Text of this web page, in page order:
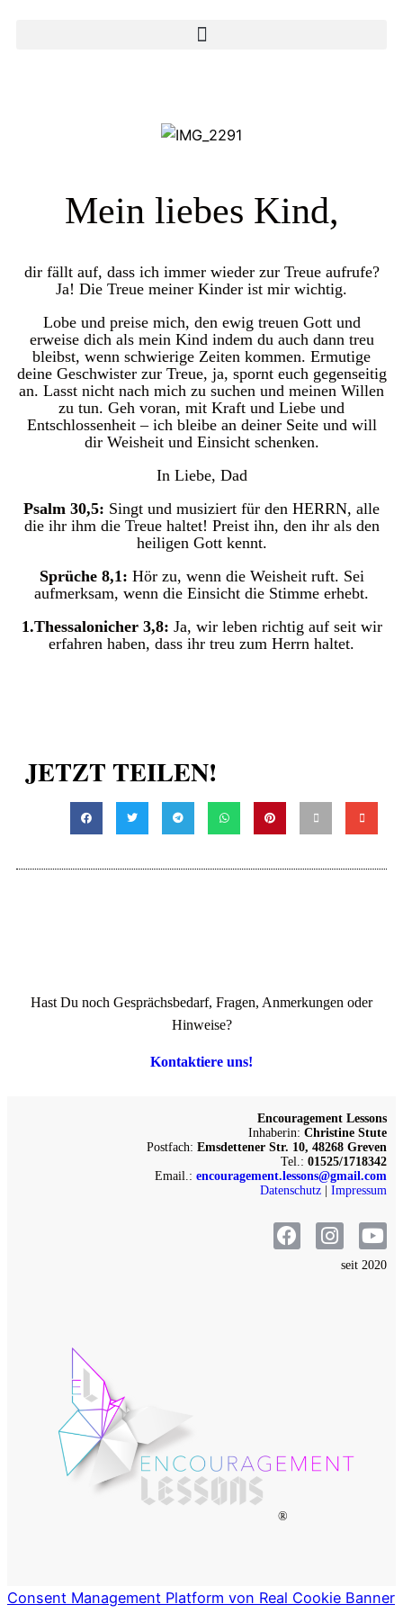
Mein liebes Kind,
dir fällt auf, dass ich immer wieder zur Treue aufrufe?
Ja! Die Treue meiner Kinder ist mir wichtig.
Lobe und preise mich, den ewig treuen Gott und
erweise dich als mein Kind indem du auch dann treu
bleibst, wenn schwierige Zeiten kommen. Ermutige
deine Geschwister zur Treue, ja, spornt euch gegenseitig
an. Lasst nicht nach mich zu suchen und meinen Willen
zu tun. Geh voran, mit Kraft und Liebe und
Entschlossenheit – ich bleibe an deiner Seite und will
dir Weisheit und Einsicht schenken.
In Liebe, Dad
Psalm 30,5: Singt und musiziert für den HERRN, alle
die ihr ihm die Treue haltet! Preist ihn, den ihr als den
heiligen Gott kennt.
Sprüche 8,1: Hör zu, wenn die Weisheit ruft. Sei
aufmerksam, wenn die Einsicht die Stimme erhebt.
1.Thessalonicher 3,8: Ja, wir leben richtig auf seit wir
erfahren haben, dass ihr treu zum Herrn haltet.
JETZT TEILEN!
Hast Du noch Gesprächsbedarf, Fragen, Anmerkungen oder
Hinweise?
Kontaktiere uns!
Encouragement Lessons
Inhaberin: Christine Stute
Postfach: Emsdettener Str. 10, 48268 Greven
Tel.: 01525/1718342
Email.: encouragement.lessons@gmail.com
Datenschutz | Impressum
seit 2020
®
Consent Management Platform von Real Cookie Banner